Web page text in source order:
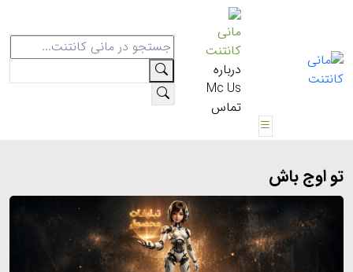
مانی
کانتنت
درباره
Mc Us
تماس
تو اوج باش